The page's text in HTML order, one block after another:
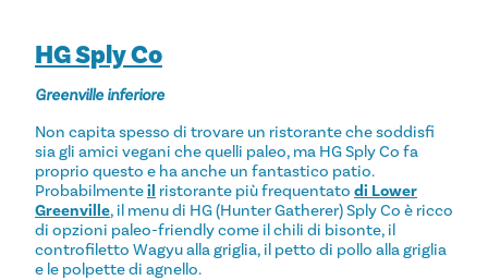
HG Sply Co
Greenville inferiore
Non capita spesso di trovare un ristorante che soddisfi
sia gli amici vegani che quelli paleo, ma HG Sply Co fa
proprio questo e ha anche un fantastico patio.
Probabilmenteil ristorante più frequentato di Lower
Greenville, il menu di HG (Hunter Gatherer) Sply Co è ricco
di opzioni paleo-friendly come il chili di bisonte, il
controfiletto Wagyu alla griglia, il petto di pollo alla griglia
e le polpette di agnello.